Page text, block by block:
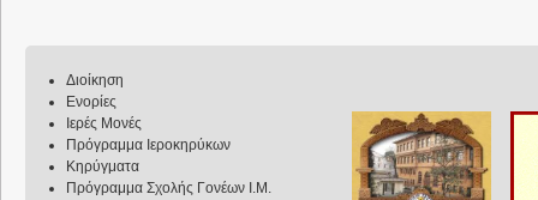
Διοίκηση
Ενορίες
Ιερές Μονές
Πρόγραμμα Ιεροκηρύκων
Κηρύγματα
Πρόγραμμα Σχολής Γονέων Ι.Μ.